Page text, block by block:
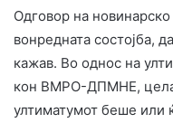
Одговор на
вонредната состојба,
кажав. Во однос на
кон ВМРО-ДПМНЕ,
ултиматумот беше или